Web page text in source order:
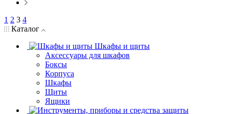
1 2 3 4
Каталог
Шкафы и щиты
Аксессуары для шкафов
Боксы
Корпуса
Шкафы
Щиты
Ящики